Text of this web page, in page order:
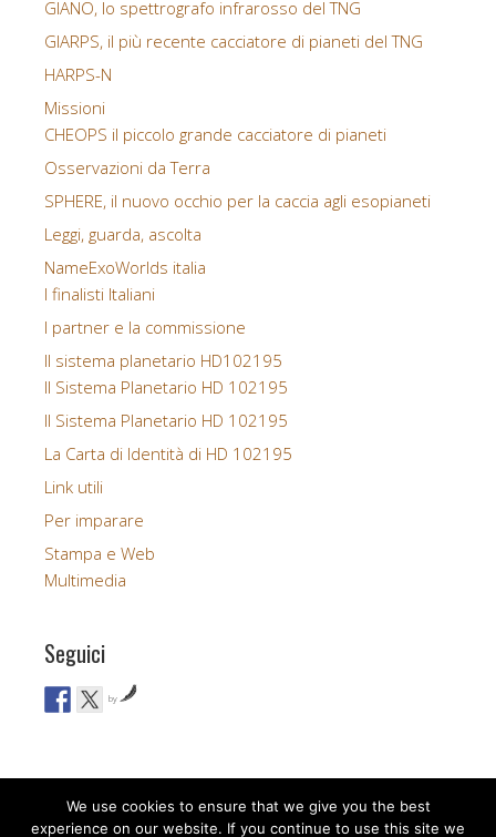
GIANO, lo spettrografo infrarosso del TNG
GIARPS, il più recente cacciatore di pianeti del TNG
HARPS-N
Missioni
CHEOPS il piccolo grande cacciatore di pianeti
Osservazioni da Terra
SPHERE, il nuovo occhio per la caccia agli esopianeti
Leggi, guarda, ascolta
NameExoWorlds italia
I finalisti Italiani
I partner e la commissione
Il sistema planetario HD102195
Il Sistema Planetario HD 102195
Il Sistema Planetario HD 102195
La Carta di Identità di HD 102195
Link utili
Per imparare
Stampa e Web
Multimedia
Seguici
by
We use cookies to ensure that we give you the best
experience on our website. If you continue to use this site we